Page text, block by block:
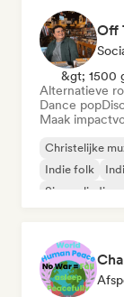
Off
&gt; 1500
Alternatieve
Dance pop
Maak
Christelijke
Indie folk
Singer-